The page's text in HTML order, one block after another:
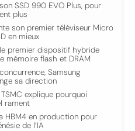
SSD 990 EVO Plus, pour
plus
son premier téléviseur Micro
en mieux
premier dispositif hybride
mémoire flash et DRAM
Samsung
sa direction
explique pourquoi
rament
HBM4 en production pour
de l’IA